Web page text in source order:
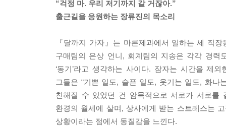
아주 정확한 반달이었다.
--- p. 194
아무도 내게 주말 출근을 강요하진 않았다.
그저 월요일까지 마무리해야 할 일이 남아 있을
없었지만 나는 이럴 때 주로 회사에 나가는 쪽을
수 있다. 물론 처음엔 나도 그런 입장이었지만 많
는 평일만큼 기운을 축내는 공간은 아니라는 것
하에 말이다.
“걱정 마. 우리 저기까지 갈 거잖아.”
출근길을 응원하는 장류진의 목소리
『달까지 가자』는 마론제과에서 일하는 세 직
구매팀의 은상 언니, 회계팀의 지송은 각각 경력
‘동기’라고 생각하는 사이다. 잠자는 시간을 제
그들은 “기쁜 일도, 슬픈 일도, 웃기는 일도, 화나
친해질 수 있었던 건 암묵적으로 서로가 서로를
환경의 월세에 살며, 상사에게 받는 스트레스는
상황이라는 점에서 동질감을 느낀다.